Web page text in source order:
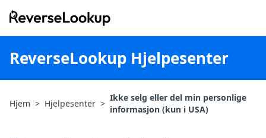
ReverseLookup
ReverseLookup Hjelpesenter
Hjem > Hjelpesenter >
Ikke selg eller del min personlige
informasjon (kun i USA)